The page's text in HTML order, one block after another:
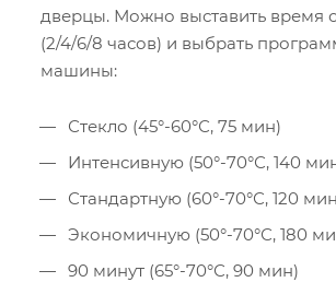
дверцы. Можно выставить время
(2/4/6/8 часов) и выбрать
машины:
Стекло (45°-60°С, 75 мин)
Интенсивную (50°-70°С, 140
Стандартную (60°-70°С, 120
Экономичную (50°-70°С, 180
90 минут (65°-70°С, 90 мин)